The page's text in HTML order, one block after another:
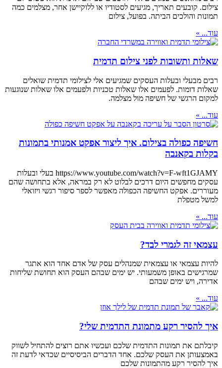
צילום. קובעים תאריך, מגיעים לסטודיו או ללוקיישן אחר, מצלמים כמה
תמונות והולכים הביתה. בפועל, צילום
עוד... »
שאלות ותשובות לפני צילום תדמית
רבים מבעלי ובעלות העסקים שמגיעים אלי לצילומי תדמית שואלים
שאלות דומות. לפעמים אלו שאלות טכניות ולפעמים אלו שאלות שנוגעות
למקום הרגשי של חשיפה מול מצלמה.
עוד... »
חשיפה כפולה בצילום. איך ליצור אפקט אמנותי בתמונות
בקלות בקאנבה
https://www.youtube.com/watch?v=F-wft1GJAMY בעלי ובעלות
עסקים מחפשים היום דרכים לבלוט לא רק במראה, אלא בתחושה שהם
מעוררים. אפקט החשיפה הכפולה מאפשר לספר סיפור רגשי ויזואלי
למשל מטפלת
עוד... »
עצמאי זה לגמרי לבד?
להיות עצמאי או עצמאית שמנהלים עסק של אדם אחד הוא אתגר
שמרגישים באופן משמעותי. יש ימים שבהם העסק הוא תחושת שליחות
אדירה, ויש ימים שבהם
עוד... »
איך להסיר רקע מתמונת התדמית שלי?
קיבלתם את תמונות התדמית שלכם ועכשיו אתם רוצים להתחיל לשווק
באמצעותן את העסק שלכם. אחד הדברים הביסיסיים שכדאי לדעת זה
איך להסיר רקע מהתמונות שלכם